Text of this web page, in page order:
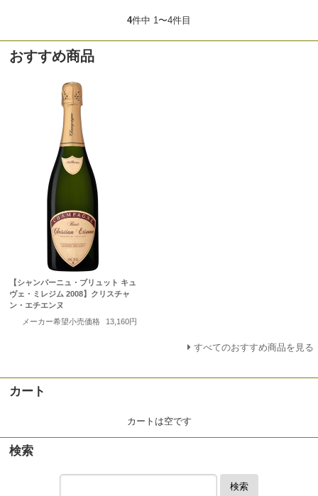
4件中 1〜4件目
おすすめ商品
【シャンパーニュ・ブリュット キュ
ヴェ・ミレジム 2008】クリスチャ
ン・エチエンヌ
メーカー希望小売価格
13,160円
すべてのおすすめ商品を見る
カート
カートは空です
検索
検索